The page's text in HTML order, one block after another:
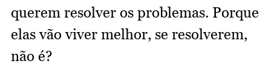
querem resolver os problemas. Porque
elas vão viver melhor, se resolverem,
não é?